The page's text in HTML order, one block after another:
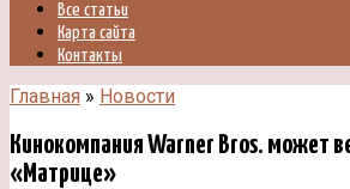
Все статьи
Карта сайта
Контакты
Главная » Новости
Кинокомпания Warner Bros. может
«Матрице»